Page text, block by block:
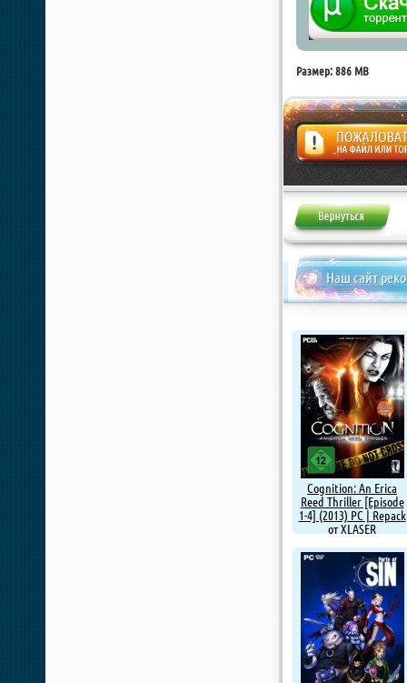
Размер: 886 MB
Жалоба
Наш сайт
Cognition: An Erica
Reed Thriller [Episode
1-4] (2013) PC | Repack
от XLASER